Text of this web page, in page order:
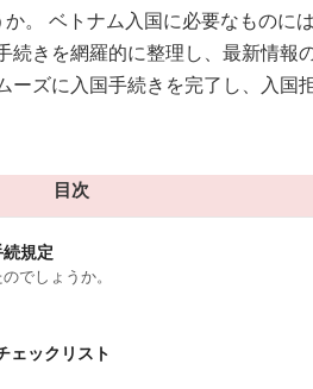
。 ベトナム入国に必要なものに
きを網羅的に整理し、最新情報
ズに入国手続きを完了し、入国
目次
規定
でしょうか。
ェックリスト